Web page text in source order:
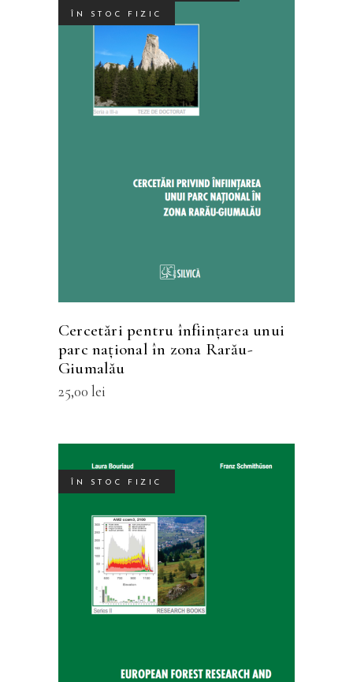
ÎN STOC FIZIC
Cercetări pentru înfiinţarea unui
parc naţional în zona Rarău-
Giumalău
25,00 lei
ÎN STOC FIZIC
SELECTEAZĂ OPȚIUNILE